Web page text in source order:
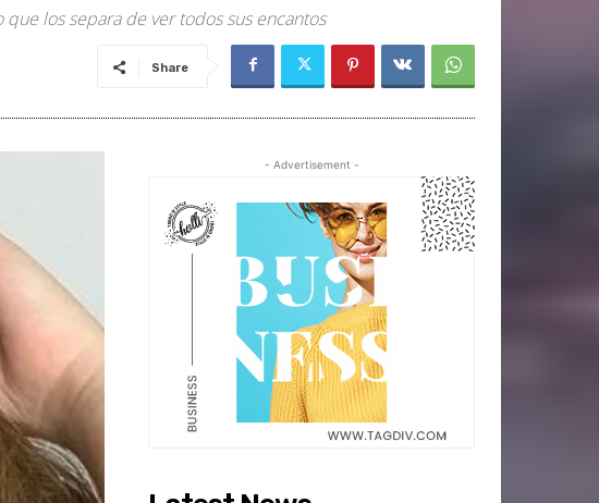
los separa de ver todos sus encantos
Share
- Advertisement -